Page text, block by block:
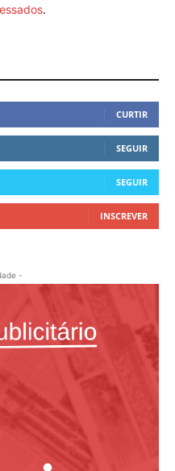
.
CURTIR
SEGUIR
SEGUIR
INSCREVER
-